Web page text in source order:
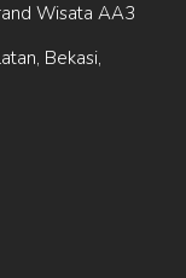
Wisata AA3
Bekasi,